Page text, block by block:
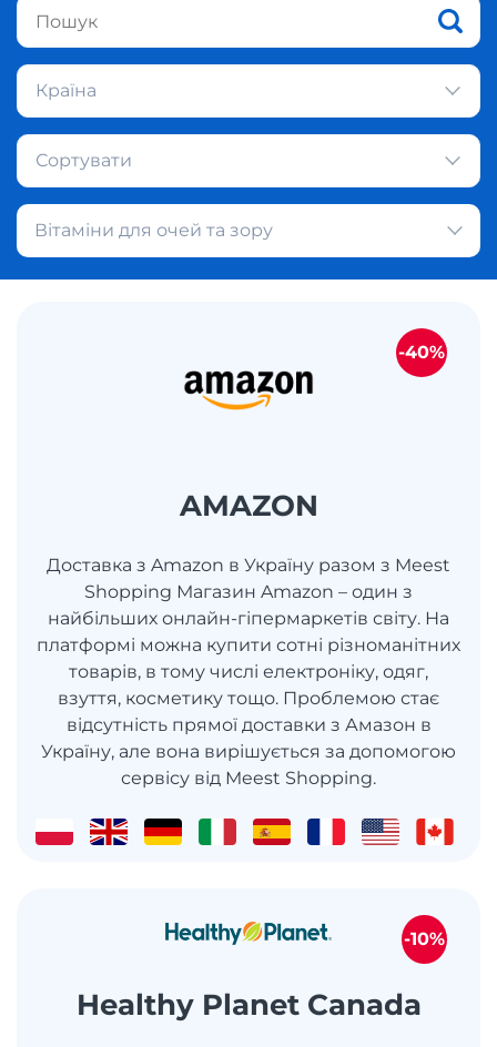
Країна
Сортувати
Вітаміни для очей та зору
AMAZON
Доставка з Amazon в Україну разом з Meest
Shopping Магазин Amazon – один з
найбільших онлайн-гіпермаркетів світу. На
платформі можна купити сотні різноманітних
товарів, в тому числі електроніку, одяг,
взуття, косметику тощо. Проблемою стає
відсутність прямої доставки з Амазон в
Україну, але вона вирішується за допомогою
сервісу від Meest Shopping.
-40%
Healthy Planet Canada
-10%